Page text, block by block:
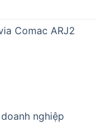
Comac ARJ2
nghiệp